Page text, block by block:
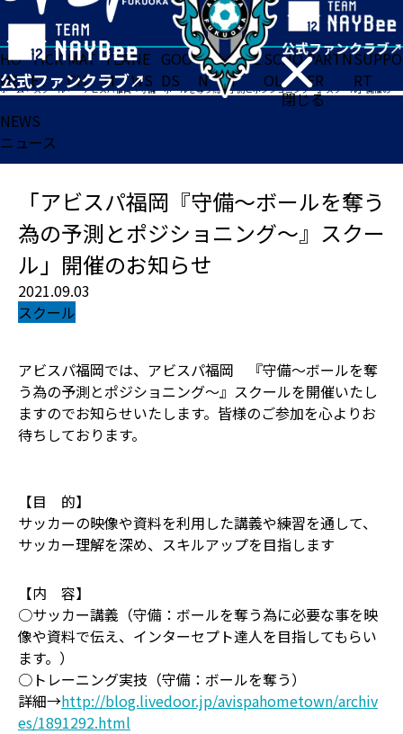
閉じる
HO
ME
TICK
ET
MAT
CH
TEA
M
NE
WS
GOO
DS
FA
N
ACADE
MY
SCHO
OL
PARTN
ER
SUPPO
RT
ホーム>スクール>「アビスパ福岡『守備〜ボールを奪う為の予測とポジショニング～』スクール」開催のお知らせ
NEWS
ニュース
「アビスパ福岡『守備〜ボールを奪う
為の予測とポジショニング～』スクー
ル」開催のお知らせ
2021.09.03
スクール
アビスパ福岡では、アビスパ福岡 『守備〜ボールを奪
う為の予測とポジショニング～』スクールを開催いたし
ますのでお知らせいたします。皆様のご参加を心よりお
待ちしております。
【目 的】
サッカーの映像や資料を利用した講義や練習を通して、
サッカー理解を深め、スキルアップを目指します
【内 容】
○サッカー講義（守備：ボールを奪う為に必要な事を映
像や資料で伝え、インターセプト達人を目指してもらい
ます。）
○トレーニング実技（守備：ボールを奪う）
詳細→http://blog.livedoor.jp/avispahometown/archiv
es/1891292.html